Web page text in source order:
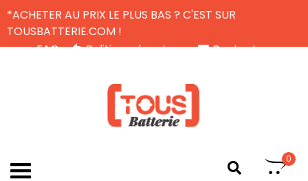
*ACHETER AU PRIX LE PLUS BAS ? C'EST SUR
TOUSBATTERIE.COM !
FAQ
Politique de retour
Contactez-nous
0